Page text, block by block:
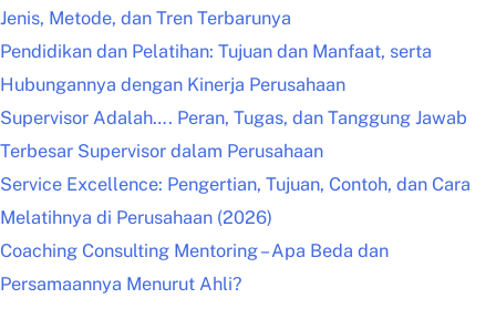
Jenis, Metode, dan Tren Terbarunya
Pendidikan dan Pelatihan: Tujuan dan Manfaat, serta
Hubungannya dengan Kinerja Perusahaan
Supervisor Adalah…. Peran, Tugas, dan Tanggung Jawab
Terbesar Supervisor dalam Perusahaan
Service Excellence: Pengertian, Tujuan, Contoh, dan Cara
Melatihnya di Perusahaan (2026)
Coaching Consulting Mentoring – Apa Beda dan
Persamaannya Menurut Ahli?